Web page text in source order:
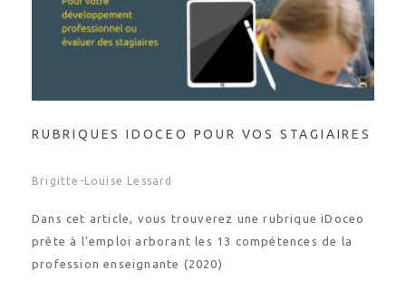
RUBRIQUES IDOCEO POUR VOS STAGIAIRES
Brigitte-Louise Lessard
Dans cet article, vous trouverez une rubrique iDoceo
prête à l’emploi arborant les 13 compétences de la
profession enseignante (2020)